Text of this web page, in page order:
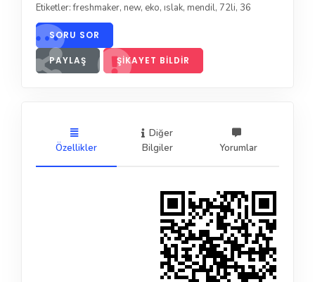
Etiketler:freshmaker, new, eko, ıslak, mendil, 72li, 36
SORU SOR
PAYLAŞ ŞIKAYET BILDIR
Özellikler
Diğer
Bilgiler
Yorumlar